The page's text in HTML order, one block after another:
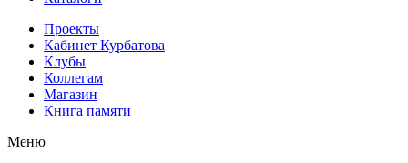
Проекты
Кабинет Курбатова
Клубы
Коллегам
Магазин
Книга памяти
Меню